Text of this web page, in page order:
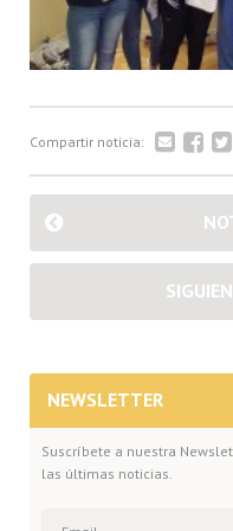
Compartir noticia:
NEWSLETTER
Suscríbete a nuestra
las últimas noticias.